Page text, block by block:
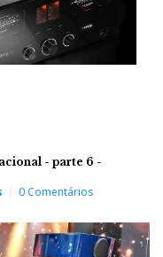
- parte 6 -
0 Comentários